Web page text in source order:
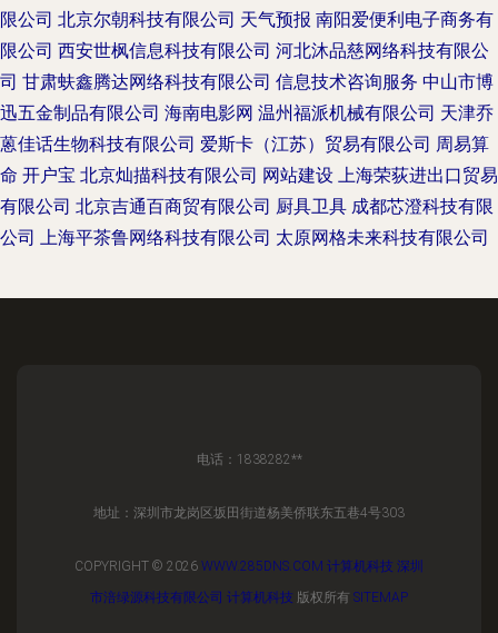
限公司 北京尔朝科技有限公司 天气预报 南阳爱便利电子商务有
限公司 西安世枫信息科技有限公司 河北沐品慈网络科技有限公
司 甘肃蚨鑫腾达网络科技有限公司 信息技术咨询服务 中山市博
迅五金制品有限公司 海南电影网 温州福派机械有限公司 天津乔
蒽佳话生物科技有限公司 爱斯卡（江苏）贸易有限公司 周易算
命 开户宝 北京灿描科技有限公司 网站建设 上海荣荻进出口贸易
有限公司 北京吉通百商贸有限公司 厨具卫具 成都芯澄科技有限
公司 上海平茶鲁网络科技有限公司 太原网格未来科技有限公司
电话：1838282**
地址：深圳市龙岗区坂田街道杨美侨联东五巷4号303
COPYRIGHT © 2026 WWW.285DNS.COM 计算机科技 深圳
市涪绿源科技有限公司 计算机科技 版权所有 SITEMAP